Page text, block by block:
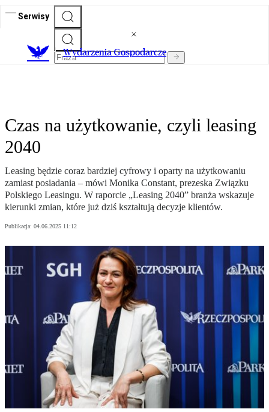
Serwisy
Wydarzenia Gospodarcze
Czas na użytkowanie, czyli leasing
2040
Leasing będzie coraz bardziej cyfrowy i oparty na użytkowaniu
zamiast posiadania – mówi Monika Constant, prezeska Związku
Polskiego Leasingu. W raporcie „Leasing 2040” branża wskazuje
kierunki zmian, które już dziś kształtują decyzje klientów.
Publikacja: 04.06.2025 11:12